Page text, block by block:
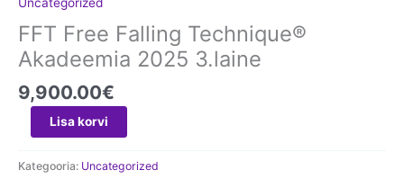
Uncategorized
FFT Free Falling Technique®
Akadeemia 2025 3.laine
9,900.00€
Lisa korvi
Kategooria: Uncategorized